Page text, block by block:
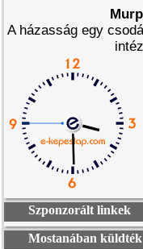
A házasság egy
Szponzorált linkek
Mostanában küldték